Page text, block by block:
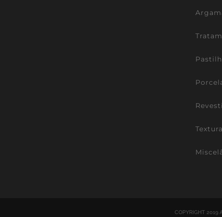
COPYRIGHT 2019